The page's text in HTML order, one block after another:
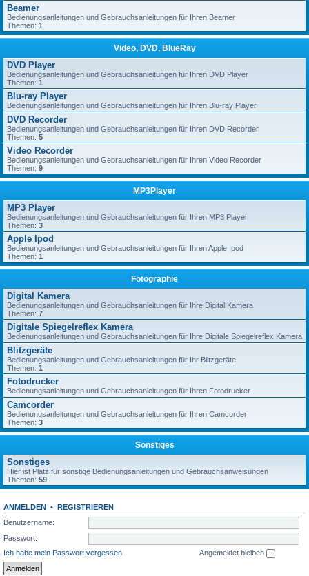
Beamer
Bedienungsanleitungen und Gebrauchsanleitungen für Ihren Beamer
Themen: 1
Video, DVD, BlueRay
DVD Player
Bedienungsanleitungen und Gebrauchsanleitungen für Ihren DVD Player
Themen: 1
Blu-ray Player
Bedienungsanleitungen und Gebrauchsanleitungen für Ihren Blu-ray Player
DVD Recorder
Bedienungsanleitungen und Gebrauchsanleitungen für Ihren DVD Recorder
Themen: 5
Video Recorder
Bedienungsanleitungen und Gebrauchsanleitungen für Ihren Video Recorder
Themen: 9
MP3Player
MP3 Player
Bedienungsanleitungen und Gebrauchsanleitungen für Ihren MP3 Player
Themen: 3
Apple Ipod
Bedienungsanleitungen und Gebrauchsanleitungen für Ihren Apple Ipod
Themen: 1
Fotographie
Digital Kamera
Bedienungsanleitungen und Gebrauchsanleitungen für Ihre Digital Kamera
Themen: 7
Digitale Spiegelreflex Kamera
Bedienungsanleitungen und Gebrauchsanleitungen für Ihre Digitale Spiegelreflex Kamera
Blitzgeräte
Bedienungsanleitungen und Gebrauchsanleitungen für Ihr Blitzgeräte
Themen: 1
Fotodrucker
Bedienungsanleitungen und Gebrauchsanleitungen für Ihren Fotodrucker
Camcorder
Bedienungsanleitungen und Gebrauchsanleitungen für Ihren Camcorder
Themen: 3
Sonstiges
Sonstiges
Hier ist Platz für sonstige Bedienungsanleitungen und Gebrauchsanweisungen
Themen: 59
ANMELDEN • REGISTRIEREN
Benutzername:
Passwort:
Ich habe mein Passwort vergessen
Angemeldet bleiben